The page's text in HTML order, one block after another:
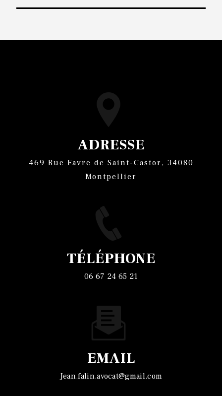
ADRESSE
469 Rue Favre de Saint-Castor, 34080
Montpellier
TÉLÉPHONE
06 67 24 65 21
EMAIL
jean.falin.avocat@gmail.com